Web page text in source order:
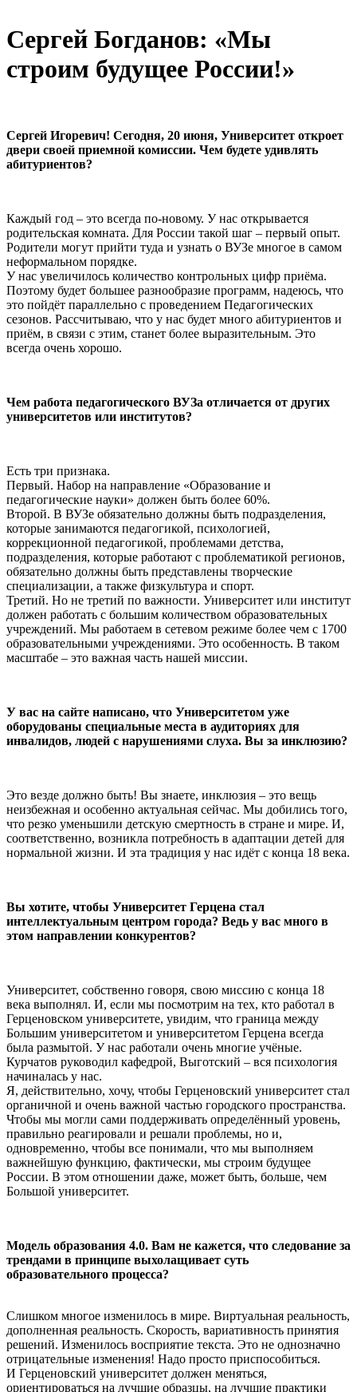
Сергей Богданов: «Мы
строим будущее России!»
Сергей Игоревич! Сегодня, 20 июня, Университет откроет
двери своей приемной комиссии. Чем будете удивлять
абитуриентов?
Каждый год – это всегда по-новому. У нас открывается
родительская комната. Для России такой шаг – первый опыт.
Родители могут прийти туда и узнать о ВУЗе многое в самом
неформальном порядке.
У нас увеличилось количество контрольных цифр приёма.
Поэтому будет большее разнообразие программ, надеюсь, что
это пойдёт параллельно с проведением Педагогических
сезонов. Рассчитываю, что у нас будет много абитуриентов и
приём, в связи с этим, станет более выразительным. Это
всегда очень хорошо.
Чем работа педагогического ВУЗа отличается от других
университетов или институтов?
Есть три признака.
Первый. Набор на направление «Образование и
педагогические науки» должен быть более 60%.
Второй. В ВУЗе обязательно должны быть подразделения,
которые занимаются педагогикой, психологией,
коррекционной педагогикой, проблемами детства,
подразделения, которые работают с проблематикой регионов,
обязательно должны быть представлены творческие
специализации, а также физкультура и спорт.
Третий. Но не третий по важности. Университет или институт
должен работать с большим количеством образовательных
учреждений. Мы работаем в сетевом режиме более чем с 1700
образовательными учреждениями. Это особенность. В таком
масштабе – это важная часть нашей миссии.
У вас на сайте написано, что Университетом уже
оборудованы специальные места в аудиториях для
инвалидов, людей с нарушениями слуха. Вы за инклюзию?
Это везде должно быть! Вы знаете, инклюзия – это вещь
неизбежная и особенно актуальная сейчас. Мы добились того,
что резко уменьшили детскую смертность в стране и мире. И,
соответственно, возникла потребность в адаптации детей для
нормальной жизни. И эта традиция у нас идёт с конца 18 века.
Вы хотите, чтобы Университет Герцена стал
интеллектуальным центром города? Ведь у вас много в
этом направлении конкурентов?
Университет, собственно говоря, свою миссию с конца 18
века выполнял. И, если мы посмотрим на тех, кто работал в
Герценовском университете, увидим, что граница между
Большим университетом и университетом Герцена всегда
была размытой. У нас работали очень многие учёные.
Курчатов руководил кафедрой, Выготский – вся психология
начиналась у нас.
Я, действительно, хочу, чтобы Герценовский университет стал
органичной и очень важной частью городского пространства.
Чтобы мы могли сами поддерживать определённый уровень,
правильно реагировали и решали проблемы, но и,
одновременно, чтобы все понимали, что мы выполняем
важнейшую функцию, фактически, мы строим будущее
России. В этом отношении даже, может быть, больше, чем
Большой университет.
Модель образования 4.0. Вам не кажется, что следование за
трендами в принципе выхолащивает суть
образовательного процесса?
Слишком многое изменилось в мире. Виртуальная реальность,
дополненная реальность. Скорость, вариативность принятия
решений. Изменилось восприятие текста. Это не однозначно
отрицательные изменения! Надо просто приспособиться.
И Герценовский университет должен меняться,
ориентироваться на лучшие образцы, на лучшие практики